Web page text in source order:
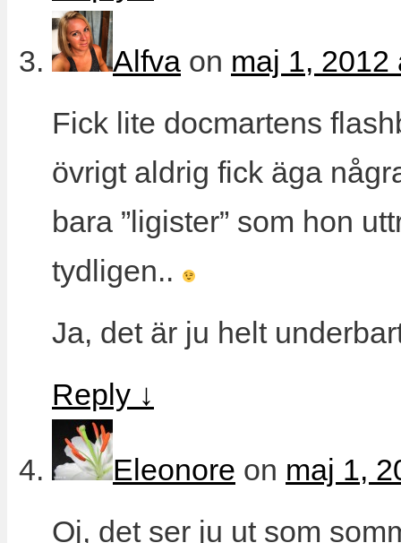
Alfva on maj 1, 2012
Fick lite docmartens
övrigt aldrig fick äga
bara ”ligister” som hon
tydligen..
Ja, det är ju helt
Reply ↓
Eleonore on maj 1,
Oj, det ser ju ut som